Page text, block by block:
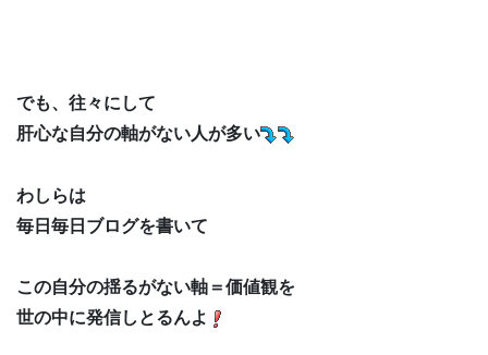
でも、往々にして
肝心な自分の軸がない人が多い
わしらは
毎日毎日ブログを書いて
この自分の揺るがない軸＝価値観を
世の中に発信しとるんよ